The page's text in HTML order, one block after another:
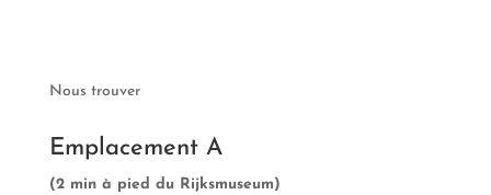
Nous trouver
Emplacement A
(2 min à pied du Rijksmuseum)